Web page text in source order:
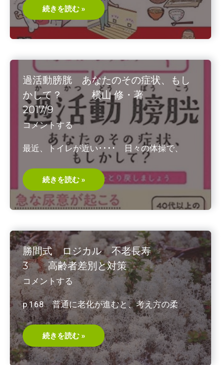
つ
ま
ず
か
な
ラ
の
動
か
し
方
林
泰
史
(監
修)
続きを読む »
過活動膀胱 あなたのその症状、もし
かして？ 横山 修・著
2017/9
コメントする
最近、トイレが近い････ 日々の体操で、
過
活
動
膀
胱
た
の
そ
の
症
状、
も
し
か
し
て？
横
山
修・
著
2017/9
続きを読む »
勝間式 ロジカル 不老長寿
3 高齢者差別と対策
コメントする
p.168 普通に老化が進むと、考え方の柔
勝
間
式
ロ
続きを読む »